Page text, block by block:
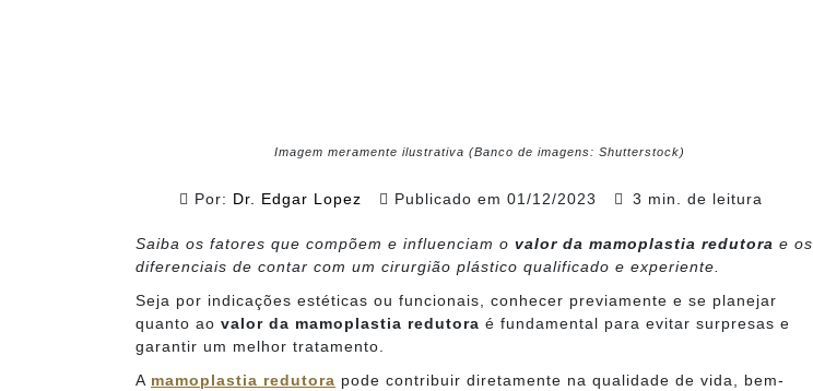
Imagem meramente ilustrativa (Banco de imagens: Shutterstock)
Por: Dr. Edgar Lopez Publicado em 01/12/2023 3 min. de leitura
Saiba os fatores que compõem e influenciam o valor da mamoplastia redutora e os
diferenciais de contar com um cirurgião plástico qualificado e experiente.
Seja por indicações estéticas ou funcionais, conhecer previamente e se planejar
quanto ao valor da mamoplastia redutora é fundamental para evitar surpresas e
garantir um melhor tratamento.
A mamoplastia redutora pode contribuir diretamente na qualidade de vida, bem-